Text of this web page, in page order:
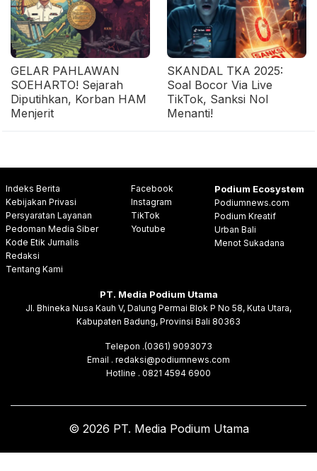
GELAR PAHLAWAN
SOEHARTO! Sejarah
Diputihkan, Korban HAM
Menjerit
SKANDAL TKA 2025:
Soal Bocor Via Live
TikTok, Sanksi Nol
Menanti!
Indeks Berita
Kebijakan Privasi
Persyaratan Layanan
Pedoman Media Siber
Kode Etik Jurnalis
Redaksi
Tentang Kami
Facebook
Instagram
TikTok
Youtube
Podium Ecosystem
Podiumnews.com
Podium Kreatif
Urban Bali
Menot Sukadana
PT. Media Podium Utama
Jl. Bhineka Nusa Kauh V, Dalung Permai Blok P No 58, Kuta Utara,
Kabupaten Badung, Provinsi Bali 80363
Telepon .(0361) 9093073
Email . redaksi@podiumnews.com
Hotline . 0821 4594 6900
© 2026 PT. Media Podium Utama